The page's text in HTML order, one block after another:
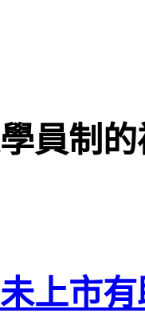
員制
上市